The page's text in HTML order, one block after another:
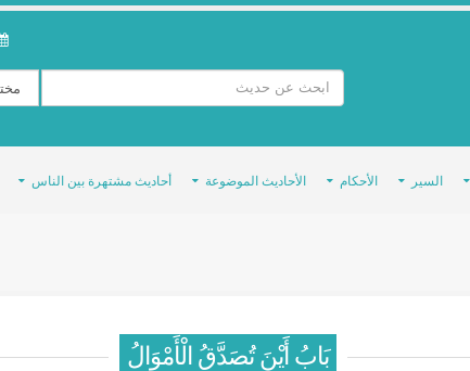
السير الأحكام الأحاديث الموضوعة أحاديث مشتهرة بين الناس
بَابُ أَيْنَ تُصَدَّقُ الْأَمْوَالُ